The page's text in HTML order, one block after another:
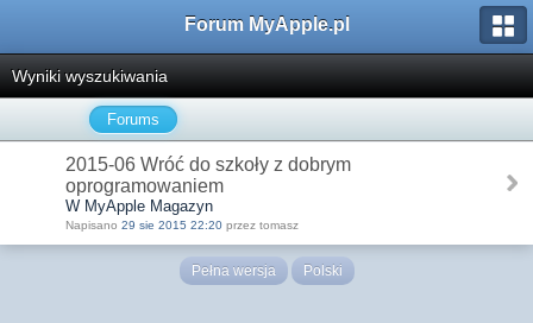
Forum MyApple.pl
Wyniki wyszukiwania
Forums
2015-06 Wróć do szkoły z dobrym
oprogramowaniem
W MyApple Magazyn
Napisano 29 sie 2015 22:20 przez tomasz
Pełna wersja Polski